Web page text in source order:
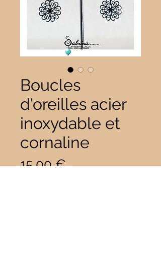
Boucles
d'oreilles acier
inoxydable et
cornaline
15,00 €Prix